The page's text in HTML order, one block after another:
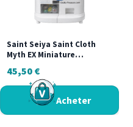
Saint Seiya Saint Cloth
Myth EX Miniature
Gashapon Chevaliers du
Zodiaque
45,50 €
Acheter